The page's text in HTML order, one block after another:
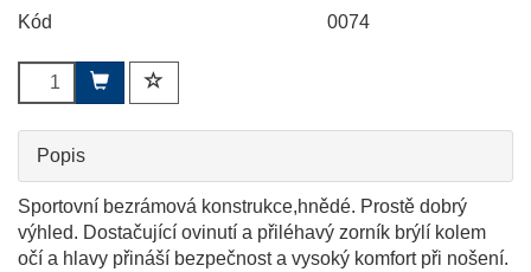
Kód 0074
Popis
Sportovní bezrámová konstrukce,hnědé. Prostě dobrý
výhled. Dostačující ovinutí a přiléhavý zorník brýlí kolem
očí a hlavy přináší bezpečnost a vysoký komfort při nošení.